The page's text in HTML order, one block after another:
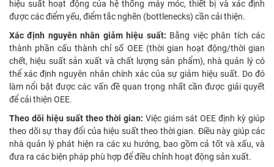
hiệu suất hoạt động của hệ thống máy móc, thiết bị và xác định
được các điểm yếu, điểm tắc nghẽn (bottlenecks) cần cải thiện.
Xác định nguyên nhân giảm hiệu suất: Bằng việc phân tích các
thành phần cấu thành chỉ số OEE (thời gian hoạt động/thời gian
chết, hiệu suất sản xuất và chất lượng sản phẩm), nhà quản lý có
thể xác định nguyên nhân chính xác của sự giảm hiệu suất. Do đó
làm nổi bật được các vấn đề quan trọng nhất cần được giải quyết
để cải thiện OEE.
Theo dõi hiệu suất theo thời gian: Việc giám sát OEE định kỳ giúp
theo dõi sự thay đổi của hiệu suất theo thời gian. Điều này giúp các
nhà quản lý phát hiện ra các xu hướng, bao gồm cả tốt và xấu, và
đưa ra các biện pháp phù hợp để điều chỉnh hoạt động sản xuất.